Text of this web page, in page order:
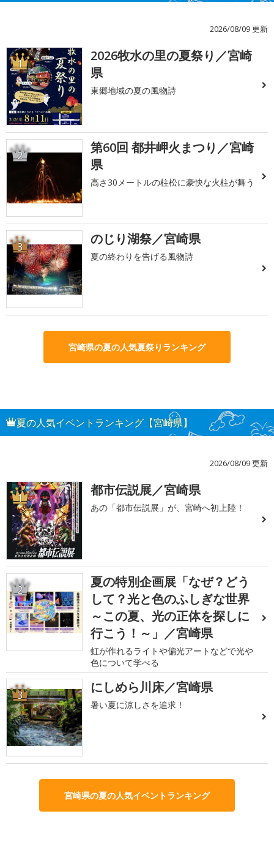
2026/08/09 更新
1
2026牧水の里の夏祭り／宮崎
県
東郷地域の夏の風物詩
2
第60回 都井岬火まつり／宮崎
県
高さ30メートルの柱松に豪快な火柱が舞う
3 のじり湖祭／宮崎県
夏の終わりを告げる風物詩
宮崎県の夏の人気夏祭りランキング
夏の人気イベントランキング【宮崎県】
2026/08/09 更新
1 都市伝説展／宮崎県
あの「都市伝説展」が、宮崎へ初上陸！
2
夏の特別企画展「なぜ？どう
して？光と色のふしぎな世界
～この夏、光の正体を探しに
行こう！～」／宮崎県
虹が作れるライトや偏光アートなどで光や
色について学べる
3 にしめら川床／宮崎県
暑い夏に涼しさを追求！
宮崎県の夏の人気イベントランキング